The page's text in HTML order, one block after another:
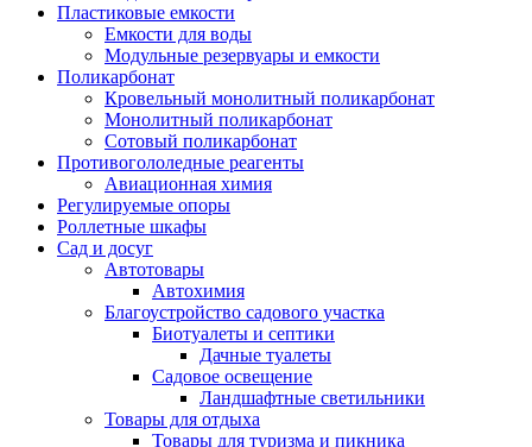
Пластиковые емкости
Емкости для воды
Модульные резервуары и емкости
Поликарбонат
Кровельный монолитный поликарбонат
Монолитный поликарбонат
Сотовый поликарбонат
Противогололедные реагенты
Авиационная химия
Регулируемые опоры
Роллетные шкафы
Сад и досуг
Автотовары
Автохимия
Благоустройство садового участка
Биотуалеты и септики
Дачные туалеты
Садовое освещение
Ландшафтные светильники
Товары для отдыха
Товары для туризма и пикника